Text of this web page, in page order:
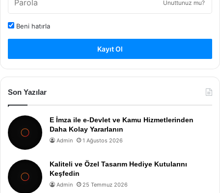
Unuttunuz mu?
Beni hatırla
Kayıt Ol
Son Yazılar
E İmza ile e-Devlet ve Kamu Hizmetlerinden
Daha Kolay Yararlanın
Admin 1 Ağustos 2026
Kaliteli ve Özel Tasarım Hediye Kutularını
Keşfedin
Admin 25 Temmuz 2026